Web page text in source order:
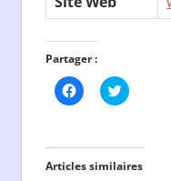
Partager :
Cliquez
pour
dans
une
nouvelle
Cliquez
pour
dans
une
nouvelle
Articles similaires